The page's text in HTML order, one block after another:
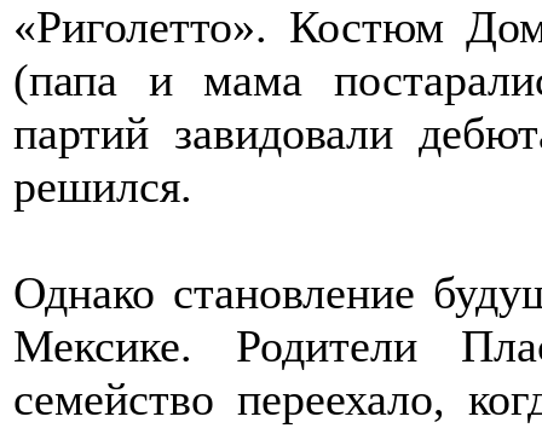
«Риголетто». Костюм
(папа и мама
партий завидовали
решился.
Однако становление
Мексике. Родители
семейство переехало,